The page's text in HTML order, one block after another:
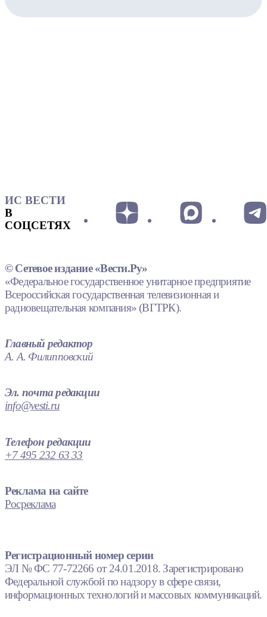
ИС ВЕСТИ
В
СОЦСЕТЯХ
© Сетевое издание «Вести.Ру»
«Федеральное государственное унитарное предприятие
Всероссийская государственная телевизионная и
радиовещательная компания» (ВГТРК).
Главный редактор
А. А. Филипповский
Эл. почта редакции
info@vesti.ru
Телефон редакции
+7 495 232 63 33
Реклама на сайте
Росреклама
Регистрационный номер серии
ЭЛ № ФС 77-72266 от 24.01.2018. Зарегистрировано
Федеральной службой по надзору в сфере связи,
информационных технологий и массовых коммуникаций.